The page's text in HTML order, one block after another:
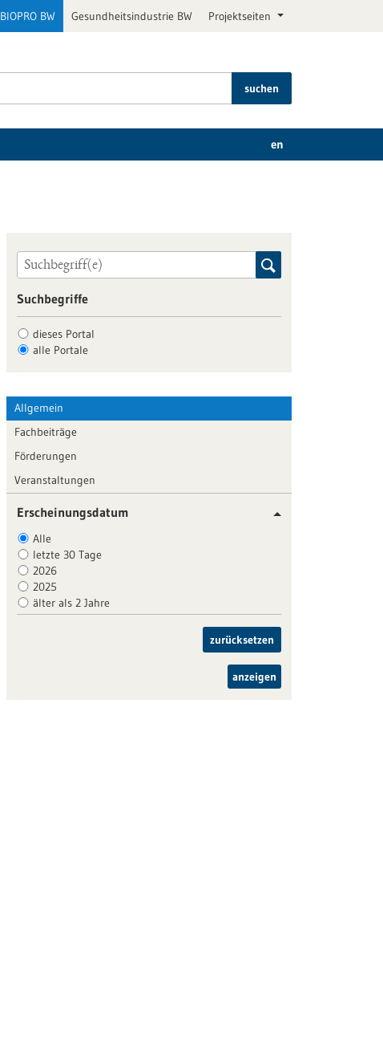
BIOPRO BW Gesundheitsindustrie BW Projektseiten
suchen
en
Suchbegriffe
dieses Portal
alle Portale
Allgemein
Fachbeiträge
Förderungen
Veranstaltungen
Erscheinungsdatum
Alle
letzte 30 Tage
2026
2025
älter als 2 Jahre
zurücksetzen
anzeigen